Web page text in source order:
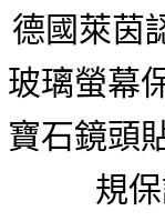
德國萊茵
玻璃螢幕
寶石鏡頭
規